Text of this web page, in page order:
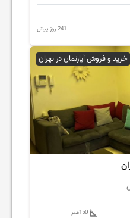
241 روز پیش
خرید و فروش آپارتمان در تهران
150متر